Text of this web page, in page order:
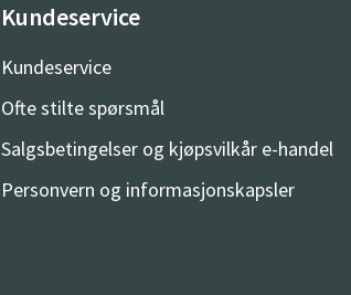
Kundeservice
Kundeservice
Ofte stilte spørsmål
Salgsbetingelser og kjøpsvilkår e-handel
Personvern og informasjonskapsler